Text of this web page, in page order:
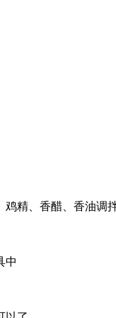
鸡精、香醋、香油调
中